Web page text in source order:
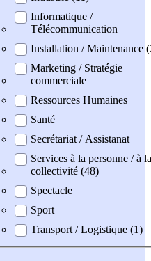
Informatique /
Télécommunication
Installation / Maintenance
Marketing / Stratégie
commerciale
Ressources Humaines
Santé
Secrétariat / Assistanat
Services à la personne / à la
collectivité (48)
Spectacle
Sport
Transport / Logistique (1)